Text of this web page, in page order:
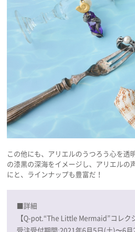
この他にも、アリエルのうつろう心を
の漆黒の深海をイメージし、アリエルの
にと、ラインナップも豊富だ！
■詳細
【Q-pot.“The Little Mermaid”コレク